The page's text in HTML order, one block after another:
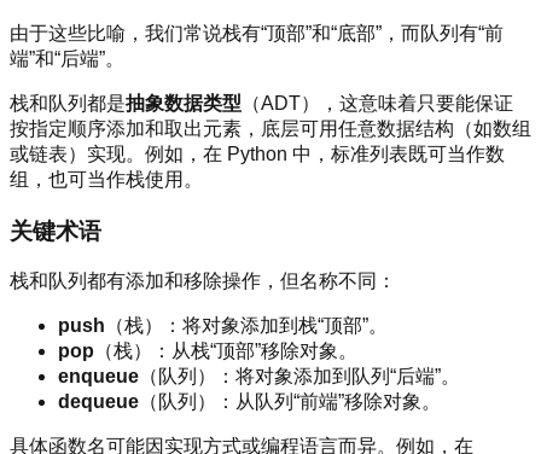
由于这些比喻，我们常说栈有“顶部”和“底部”，而队列有“前
端”和“后端”。
栈和队列都是抽象数据类型 （ADT），这意味着只要能保证
按指定顺序添加和取出元素，底层可用任意数据结构（如数组
或链表）实现。例如，在 Python 中，标准列表既可当作数
组，也可当作栈使用。
关键术语
栈和队列都有添加和移除操作，但名称不同：
push （栈）：将对象添加到栈“顶部”。
pop （栈）：从栈“顶部”移除对象。
enqueue （队列）：将对象添加到队列“后端”。
dequeue （队列）：从队列“前端”移除对象。
具体函数名可能因实现方式或编程语言而异。例如，在